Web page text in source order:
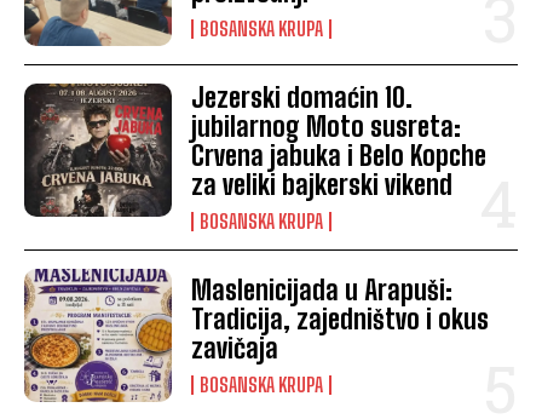
BOSANSKA KRUPA
Jezerski domaćin 10.
jubilarnog Moto susreta:
Crvena jabuka i Belo Kopche
za veliki bajkerski vikend
BOSANSKA KRUPA
Maslenicijada u Arapuši:
Tradicija, zajedništvo i okus
zavičaja
BOSANSKA KRUPA